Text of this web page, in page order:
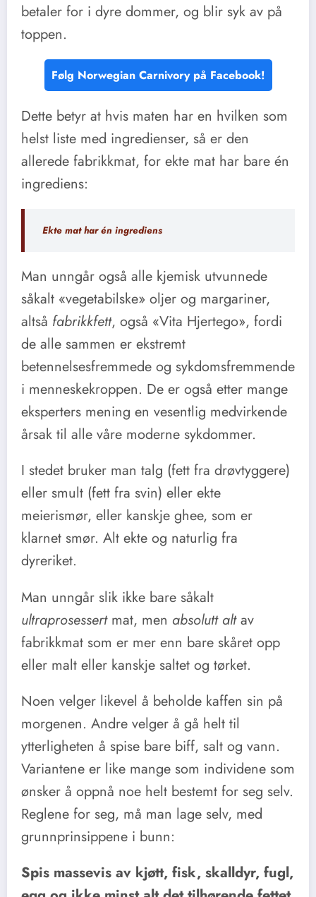
betaler for i dyre dommer, og blir syk av på
toppen.
Følg Norwegian Carnivory på Facebook!
Dette betyr at hvis maten har en hvilken som
helst liste med ingredienser, så er den
allerede fabrikkmat, for ekte mat har bare én
ingrediens:
Ekte mat har én ingrediens
Man unngår også alle kjemisk utvunnede
såkalt «vegetabilske» oljer og margariner,
altså fabrikkfett, også «Vita Hjertego», fordi
de alle sammen er ekstremt
betennelsesfremmede og sykdomsfremmende
i menneskekroppen. De er også etter mange
eksperters mening en vesentlig medvirkende
årsak til alle våre moderne sykdommer.
I stedet bruker man talg (fett fra drøvtyggere)
eller smult (fett fra svin) eller ekte
meierismør, eller kanskje ghee, som er
klarnet smør. Alt ekte og naturlig fra
dyreriket.
Man unngår slik ikke bare såkalt
ultraprosessert mat, men absolutt altav
fabrikkmat som er mer enn bare skåret opp
eller malt eller kanskje saltet og tørket.
Noen velger likevel å beholde kaffen sin på
morgenen. Andre velger å gå helt til
ytterligheten å spise bare biff, salt og vann.
Variantene er like mange som individene som
ønsker å oppnå noe helt bestemt for seg selv.
Reglene for seg, må man lage selv, med
grunnprinsippene i bunn:
Spis massevis av kjøtt, fisk, skalldyr, fugl,